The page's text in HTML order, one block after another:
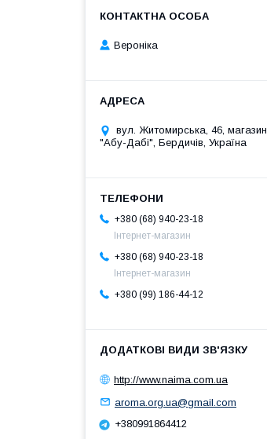
Вероніка
вул. Житомирська, 46, магазин
"Абу-Дабі", Бердичів, Україна
+380 (68) 940-23-18
Інтернет-магазин
+380 (68) 940-23-18
Інтернет-магазин
+380 (99) 186-44-12
http://www.naima.com.ua
aroma.org.ua@gmail.com
+380991864412